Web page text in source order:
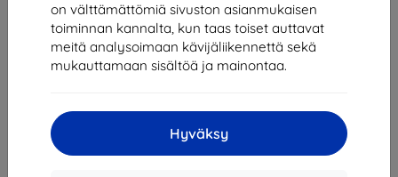
on välttämättömiä sivuston asianmukaisen
toiminnan kannalta, kun taas toiset auttavat
meitä analysoimaan kävijäliikennettä sekä
mukauttamaan sisältöä ja mainontaa.
Hyväksy
Suojakalvo 3MK Silver Protect+ Motorola Edge
Plus Wet-mounted Antimicrobial film
(5903108344951)
Kuvaus ja tekniset tiedot
14,90 €